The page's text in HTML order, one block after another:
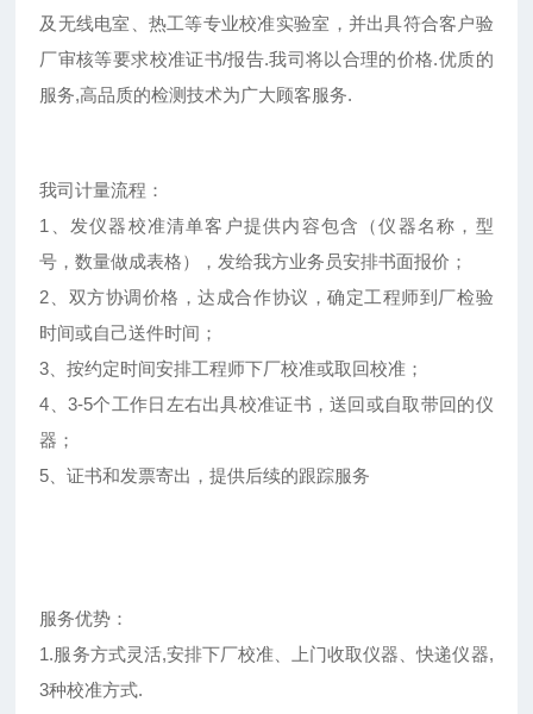
及无线电室、热工等专业校准实验室，并出具符合客户验
厂审核等要求校准证书/报告.我司将以合理的价格.优质的
服务,高品质的检测技术为广大顾客服务.
我司计量流程：
1、发仪器校准清单客户提供内容包含（仪器名称，型
号，数量做成表格），发给我方业务员安排书面报价；
2、双方协调价格，达成合作协议，确定工程师到厂检验
时间或自己送件时间；
3、按约定时间安排工程师下厂校准或取回校准；
4、3-5个工作日左右出具校准证书，送回或自取带回的仪
器；
5、证书和发票寄出，提供后续的跟踪服务
服务优势：
1.服务方式灵活,安排下厂校准、上门收取仪器、快递仪器,
3种校准方式.